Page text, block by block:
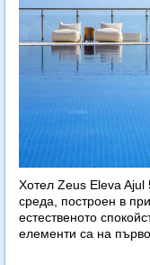
Хотел Zeus Eleva
среда, построен в
естественото
елементи са на